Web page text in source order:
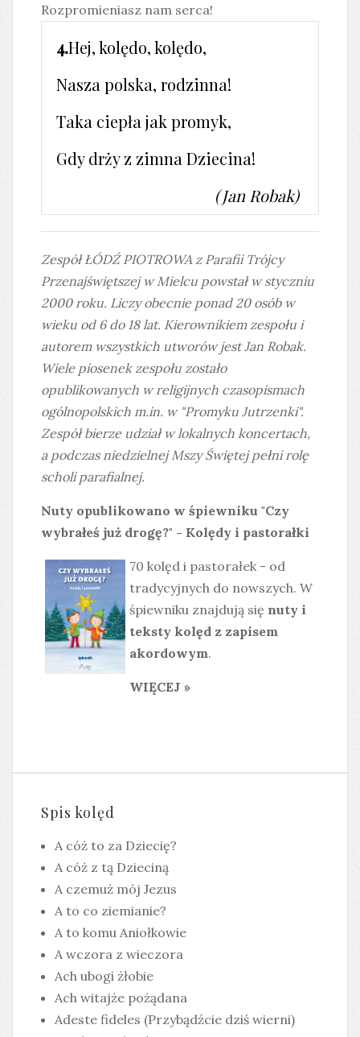
Rozpromieniasz nam serca!
4.Hej, kolędo, kolędo,
Nasza polska, rodzinna!
Taka ciepła jak promyk,
Gdy drży z zimna Dziecina!
(Jan Robak)
Zespół ŁÓDŹ PIOTROWA z Parafii Trójcy
Przenajświętszej w Mielcu powstał w styczniu
2000 roku. Liczy obecnie ponad 20 osób w
wieku od 6 do 18 lat. Kierownikiem zespołu i
autorem wszystkich utworów jest Jan Robak.
Wiele piosenek zespołu zostało
opublikowanych w religijnych czasopismach
ogólnopolskich m.in. w "Promyku Jutrzenki".
Zespół bierze udział w lokalnych koncertach,
a podczas niedzielnej Mszy Świętej pełni rolę
scholi parafialnej.
Nuty opublikowano w śpiewniku "Czy
wybrałeś już drogę?" - Kolędy i pastorałki
70 kolęd i pastorałek - od
tradycyjnych do nowszych. W
śpiewniku znajdują się nuty i
teksty kolęd z zapisem
akordowym.
WIĘCEJ »
Spis kolęd
A cóż to za Dziecię?
A cóż z tą Dzieciną
A czemuż mój Jezus
A to co ziemianie?
A to komu Aniołkowie
A wczora z wieczora
Ach ubogi żłobie
Ach witajże pożądana
Adeste fideles (Przybądźcie dziś wierni)